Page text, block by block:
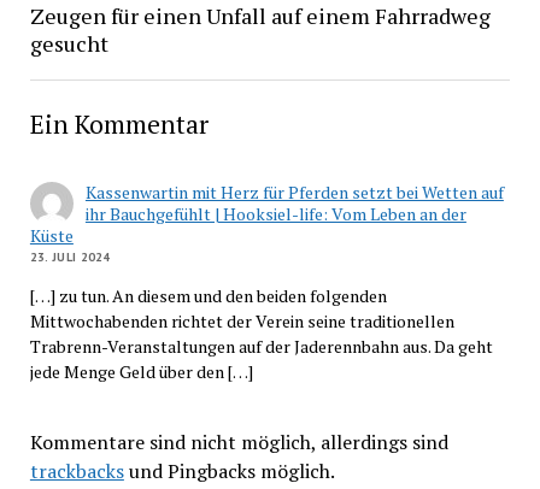
Zeugen für einen Unfall auf einem Fahrradweg
gesucht
Ein Kommentar
Kassenwartin mit Herz für Pferden setzt bei Wetten auf
ihr Bauchgefühlt | Hooksiel-life: Vom Leben an der
Küste
23. JULI 2024
[…] zu tun. An diesem und den beiden folgenden
Mittwochabenden richtet der Verein seine traditionellen
Trabrenn-Veranstaltungen auf der Jaderennbahn aus. Da geht
jede Menge Geld über den […]
Kommentare sind nicht möglich, allerdings sind
trackbacksund Pingbacks möglich.